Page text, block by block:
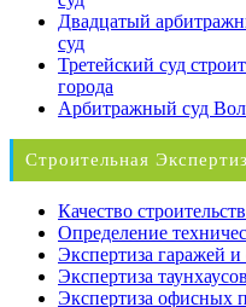
Двадцатый
суд
Третейский суд
города
Арбитражный суд
Строительная
Качество
Определение
Экспертиза гаражей и
Экспертиза таунхаусов
Экспертиза офисных